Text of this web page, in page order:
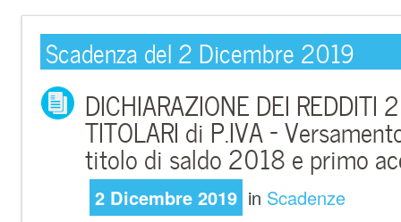
Scadenza del 2 Dicembre 2019
DICHIARAZIONE DEI REDDITI
TITOLARI di P.IVA –
titolo di saldo 2018 e primo
2 Dicembre 2019 in Scadenze